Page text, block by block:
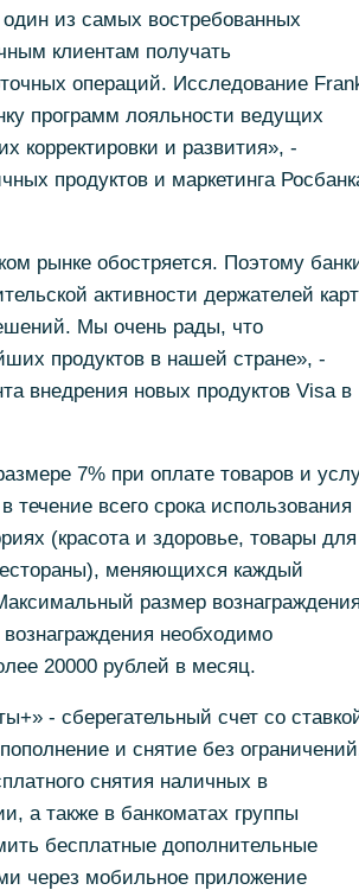
из самых востребованных
клиентам получать
операций. Исследование
программ лояльности ведущих
корректировки и развития», -
продуктов и маркетинга
рынке обостряется. Поэтому
активности держателей карт
Мы очень рады, что
продуктов в нашей стране», -
внедрения новых продуктов Visa в
7% при оплате товаров и
всего срока использования
(красота и здоровье, товары для
меняющихся каждый
размер вознаграждения
необходимо
20000 рублей в месяц.
- сберегательный счет со
и снятие без
снятия наличных в
а также в банкоматах группы
бесплатные дополнительные
через мобильное приложение